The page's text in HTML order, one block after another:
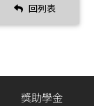
回列表
獎助學金